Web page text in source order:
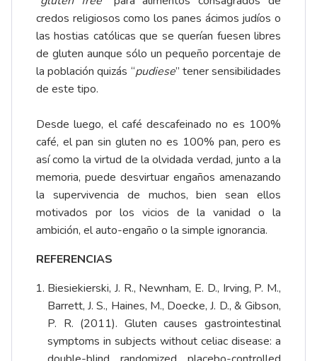
credos religiosos como los panes ácimos judíos o
las hostias católicas que se querían fuesen libres
de gluten aunque sólo un pequeño porcentaje de
la población quizás “pudiese” tener sensibilidades
de este tipo.
Desde luego, el café descafeinado no es 100%
café, el pan sin gluten no es 100% pan, pero es
así como la virtud de la olvidada verdad, junto a la
memoria, puede desvirtuar engaños amenazando
la supervivencia de muchos, bien sean ellos
motivados por los vicios de la vanidad o la
ambición, el auto-engaño o la simple ignorancia.
REFERENCIAS
Biesiekierski, J. R., Newnham, E. D., Irving, P. M.,
Barrett, J. S., Haines, M., Doecke, J. D., & Gibson,
P. R. (2011). Gluten causes gastrointestinal
symptoms in subjects without celiac disease: a